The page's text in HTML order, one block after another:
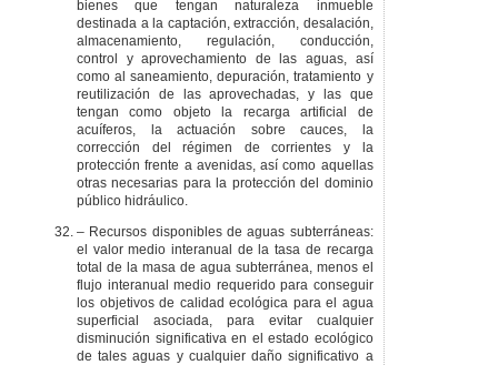
bienes que tengan naturaleza inmueble
destinada a la captación, extracción, desalación,
almacenamiento, regulación, conducción,
control y aprovechamiento de las aguas, así
como al saneamiento, depuración, tratamiento y
reutilización de las aprovechadas, y las que
tengan como objeto la recarga artificial de
acuíferos, la actuación sobre cauces, la
corrección del régimen de corrientes y la
protección frente a avenidas, así como aquellas
otras necesarias para la protección del dominio
público hidráulico.
– Recursos disponibles de aguas subterráneas:
el valor medio interanual de la tasa de recarga
total de la masa de agua subterránea, menos el
flujo interanual medio requerido para conseguir
los objetivos de calidad ecológica para el agua
superficial asociada, para evitar cualquier
disminución significativa en el estado ecológico
de tales aguas y cualquier daño significativo a